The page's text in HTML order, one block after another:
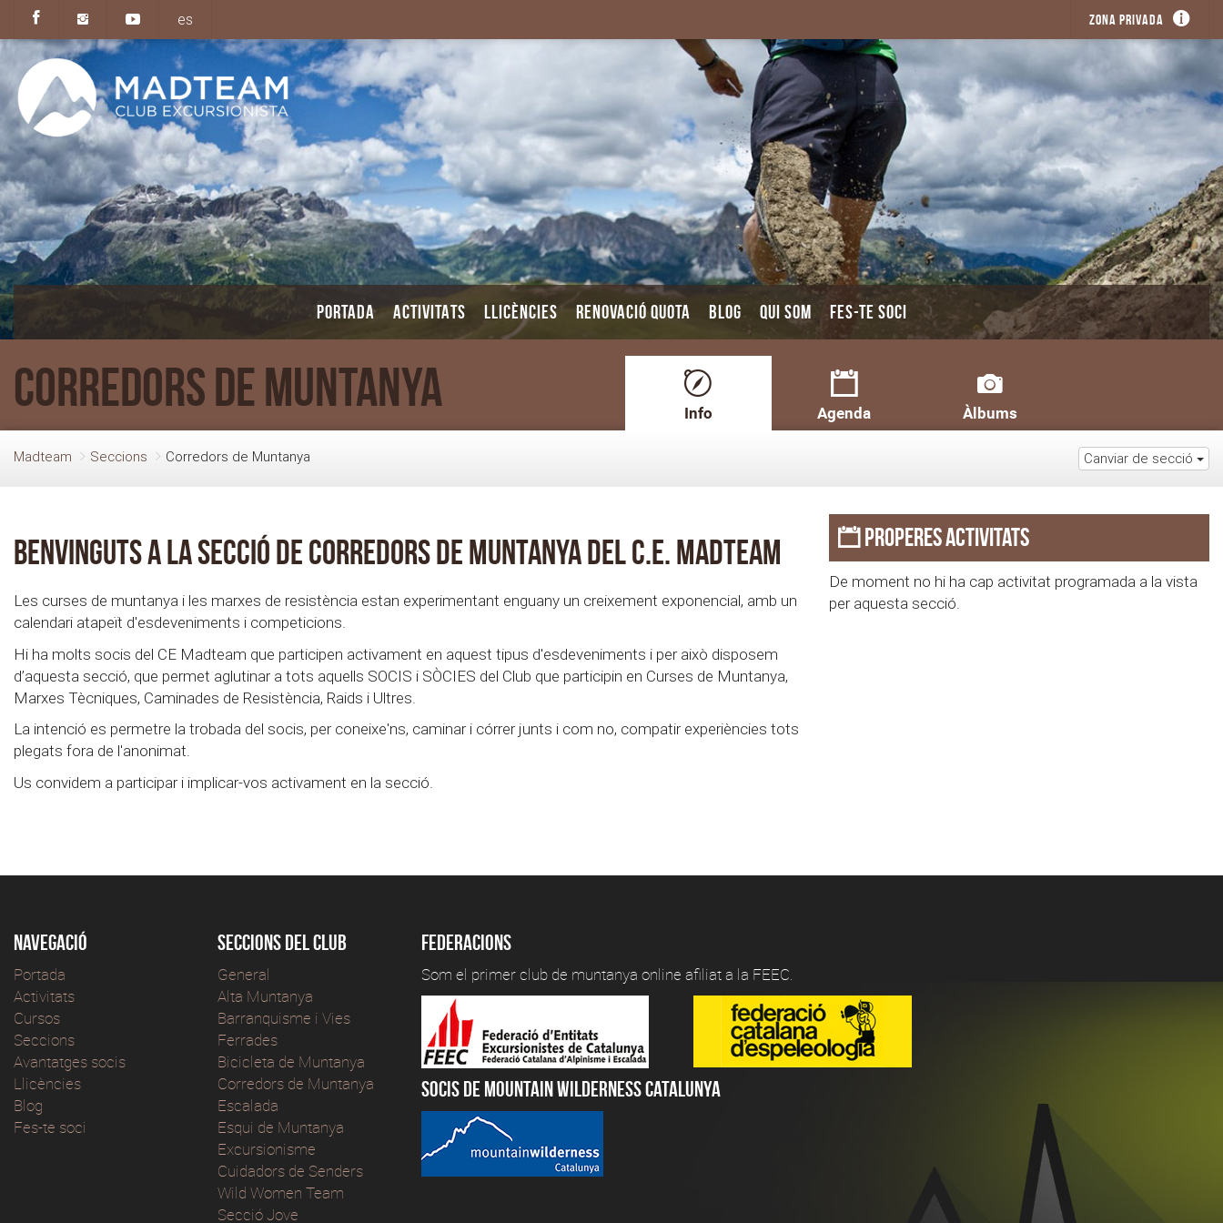
es Zona privada
PORTADA ACTIVITATS LLICÈNCIES RENOVACIÓ QUOTA BLOG QUI SOM FES-TE SOCI
Corredors de Muntanya Info Agenda Àlbums
Madteam Seccions Corredors de Muntanya Canviar de secció
Benvinguts a la secció de Corredors de Muntanya del C.E. MADTEAM
Les curses de muntanya i les marxes de resistència estan experimentant enguany un creixement exponencial, amb un
calendari atapeït d'esdeveniments i competicions.
Hi ha molts socis del CE Madteam que participen activament en aquest tipus d'esdeveniments i per això disposem
d’aquesta secció, que permet aglutinar a tots aquells SOCIS i SÒCIES del Club que participin en Curses de Muntanya,
Marxes Tècniques, Caminades de Resistència, Raids i Ultres.
La intenció es permetre la trobada del socis, per coneixe'ns, caminar i córrer junts i com no, compatir experiències tots
plegats fora de l'anonimat.
Us convidem a participar i implicar-vos activament en la secció.
Properes activitats
De moment no hi ha cap activitat programada a la vista
per aquesta secció.
Navegació
Portada
Activitats
Cursos
Seccions
Avantatges socis
Llicències
Blog
Fes-te soci
Seccions del club
General
Alta Muntanya
Barranquisme i Vies
Ferrades
Bicicleta de Muntanya
Corredors de Muntanya
Escalada
Esqui de Muntanya
Excursionisme
Cuidadors de Senders
Wild Women Team
Secció Jove
Federacions
Som el primer club de muntanya online afiliat a la FEEC.
Socis de Mountain Wilderness Catalunya